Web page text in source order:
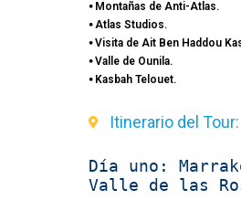
⦁ Montañas de Anti-Atlas.
⦁ Atlas Studios.
⦁ Visita de Ait Ben Haddou
⦁ Valle de Ounila.
⦁ Kasbah Telouet.
Itinerario del Tour:
Día uno:
Valle de las